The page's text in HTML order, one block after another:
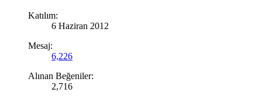
Katılım:
6 Haziran 2012
Mesaj:
6,226
Alınan Beğeniler:
2,716